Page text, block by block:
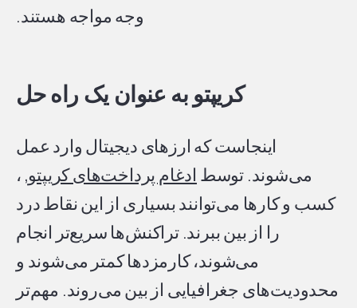
وجه مواجه هستند.
کریپتو به عنوان یک راه حل
اینجاست که ارزهای دیجیتال وارد عمل
می‌شوند. توسط ادغام پرداخت‌های کریپتو, ،
کسب و کارها می‌توانند بسیاری از این نقاط درد
را از بین ببرند. تراکنش‌ها سریع‌تر انجام
می‌شوند، کارمزدها کمتر می‌شوند و
محدودیت‌های جغرافیایی از بین می‌روند. مهم‌تر